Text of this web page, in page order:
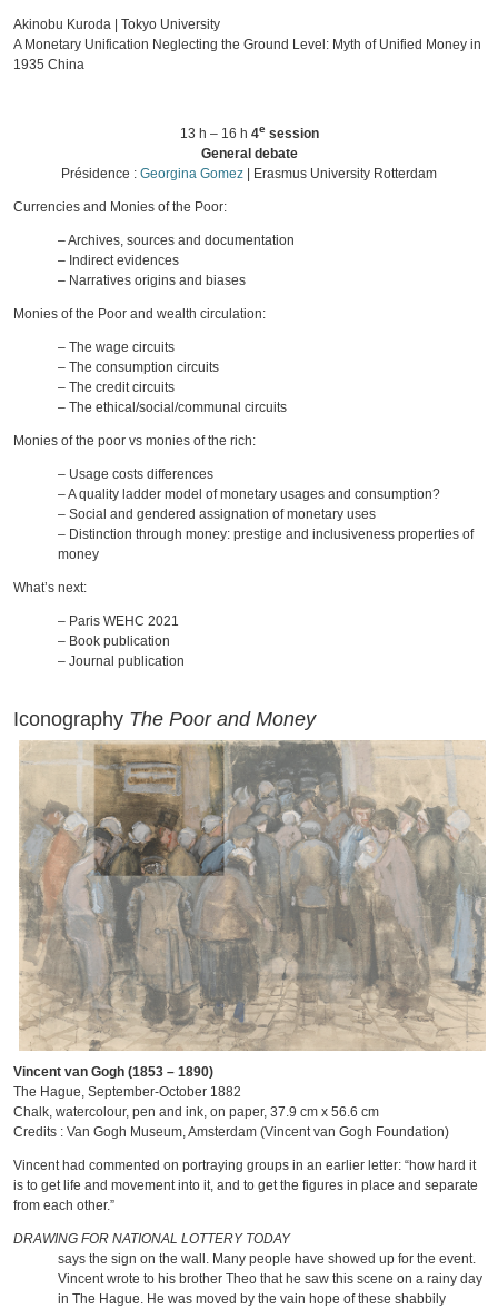
Akinobu Kuroda | Tokyo University
A Monetary Unification Neglecting the Ground Level: Myth of Unified Money in
1935 China
13 h – 16 h 4esession
General debate
Présidence : Georgina Gomez | Erasmus University Rotterdam
Currencies and Monies of the Poor:
– Archives, sources and documentation
– Indirect evidences
– Narratives origins and biases
Monies of the Poor and wealth circulation:
– The wage circuits
– The consumption circuits
– The credit circuits
– The ethical/social/communal circuits
Monies of the poor vs monies of the rich:
– Usage costs differences
– A quality ladder model of monetary usages and consumption?
– Social and gendered assignation of monetary uses
– Distinction through money: prestige and inclusiveness properties of
money
What’s next:
– Paris WEHC 2021
– Book publication
– Journal publication
Iconography The Poor and Money
Vincent van Gogh (1853 – 1890)
The Hague, September-October 1882
Chalk, watercolour, pen and ink, on paper, 37.9 cm x 56.6 cm
Credits : Van Gogh Museum, Amsterdam (Vincent van Gogh Foundation)
Vincent had commented on portraying groups in an earlier letter: “how hard it
is to get life and movement into it, and to get the figures in place and separate
from each other.”
DRAWING FOR NATIONAL LOTTERY TODAY
says the sign on the wall. Many people have showed up for the event.
Vincent wrote to his brother Theo that he saw this scene on a rainy day
in The Hague. He was moved by the vain hope of these shabbily